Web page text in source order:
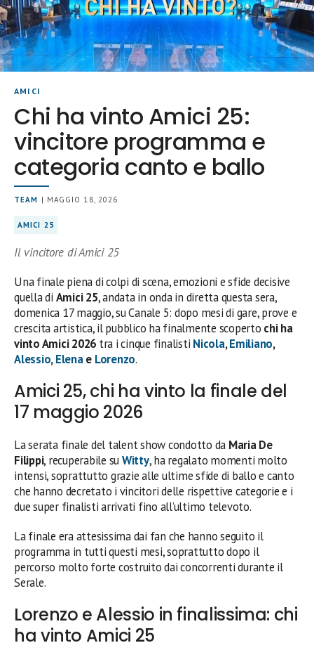
AMICI
Chi ha vinto Amici 25:
vincitore programma e
categoria canto e ballo
TEAM | MAGGIO 18, 2026
AMICI 25
Il vincitore di Amici 25
Una finale piena di colpi di scena, emozioni e sfide decisive
quella di Amici 25, andata in onda in diretta questa sera,
domenica 17 maggio, su Canale 5: dopo mesi di gare, prove e
crescita artistica, il pubblico ha finalmente scoperto chi ha
vinto Amici 2026 tra i cinque finalisti Nicola,Emiliano,
Alessio,Elenae Lorenzo.
Amici 25, chi ha vinto la finale del
17 maggio 2026
La serata finale del talent show condotto da Maria De
Filippi, recuperabile suWitty, ha regalato momenti molto
intensi, soprattutto grazie alle ultime sfide di ballo e canto
che hanno decretato i vincitori delle rispettive categorie e i
due super finalisti arrivati fino all’ultimo televoto.
La finale era attesissima dai fan che hanno seguito il
programma in tutti questi mesi, soprattutto dopo il
percorso molto forte costruito dai concorrenti durante il
Serale.
Lorenzo e Alessio in finalissima: chi
ha vinto Amici 25